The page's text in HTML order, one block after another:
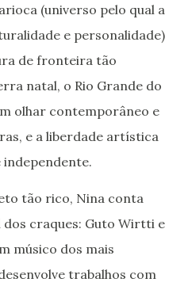
(universo pelo qual a
e personalidade)
de fronteira tão
natal, o Rio Grande do
olhar contemporâneo e
e a liberdade artística
tão rico, Nina conta
craques: Guto Wirtti e
músico dos mais
trabalhos com